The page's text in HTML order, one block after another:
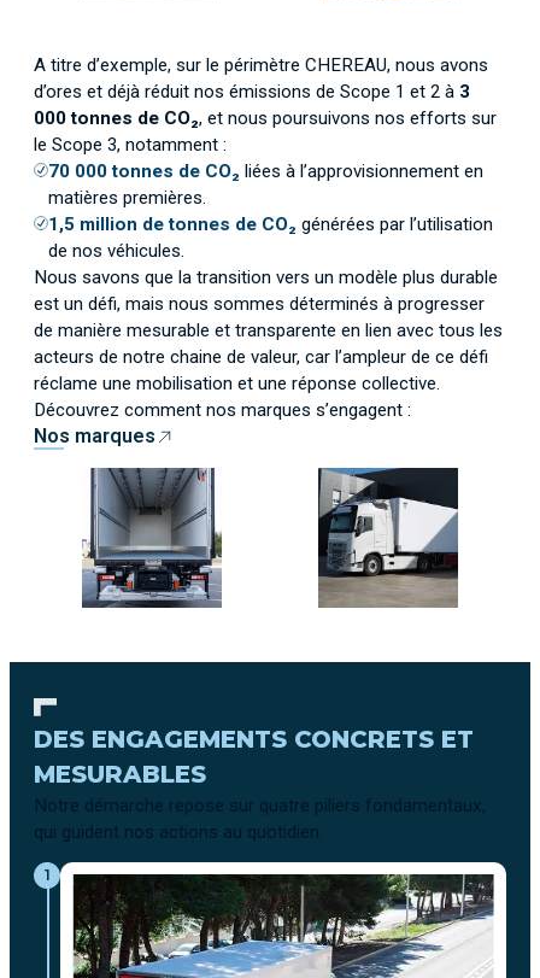
A titre d’exemple, sur le périmètre CHEREAU, nous avons
d’ores et déjà réduit nos émissions de Scope 1 et 2 à 3
000 tonnes de CO₂, et nous poursuivons nos efforts sur
le Scope 3, notamment :
70 000 tonnes de CO₂ liées à l’approvisionnement en
matières premières.
1,5 million de tonnes de CO₂ générées par l’utilisation
de nos véhicules.
Nous savons que la transition vers un modèle plus durable
est un défi, mais nous sommes déterminés à progresser
de manière mesurable et transparente en lien avec tous les
acteurs de notre chaine de valeur, car l’ampleur de ce défi
réclame une mobilisation et une réponse collective.
Découvrez comment nos marques s’engagent :
Nos marques
DES ENGAGEMENTS CONCRETS ET
MESURABLES
Notre démarche repose sur quatre piliers fondamentaux,
qui guident nos actions au quotidien.
1